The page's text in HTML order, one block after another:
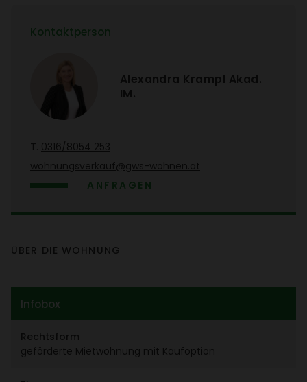
Kontakt­person
Alex­andra Krampl Akad.
IM.
T. 0316/​8054 253
wohnungs­ver­kauf@gws-wohnen.at
ANFRAGEN
ÜBER DIE WOHNUNG
Infobox
Rechts­form
geför­derte Miet­woh­nung mit Kauf­op­tion